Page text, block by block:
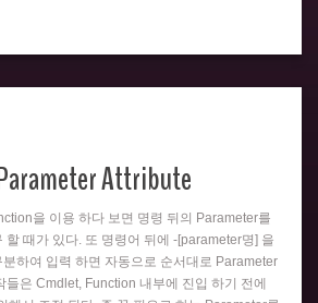
Attribute
을 이용 하다 보면 명령 뒤의 Parameter를
할 때가 있다. 또 명령어 뒤에 -[parameter명] 을
하여 입력 하면 자동으로 순서대로 Parameter
들은 Cmdlet, Function 내부에 진입 하기 전에